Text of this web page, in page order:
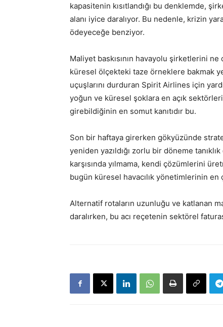
kapasitenin kısıtlandığı bu denklemde,
alanı iyice daralıyor. Bu nedenle, krizin
ödeyeceğe benziyor.
Maliyet baskısının havayolu şirketlerini
küresel ölçekteki taze örneklere bakmak
uçuşlarını durduran Spirit Airlines için
yoğun ve küresel şoklara en açık
girebildiğinin en somut kanıtıdır bu.
Son bir haftaya girerken gökyüzünde
yeniden yazıldığı zorlu bir döneme
karşısında yılmama, kendi çözümlerini
bugün küresel havacılık yönetimlerinin
Alternatif rotaların uzunluğu ve katlanan
daralırken, bu acı reçetenin sektörel